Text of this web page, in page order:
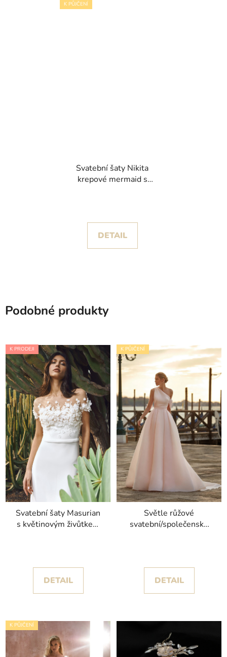
K PŮJČENÍ
Svatební šaty Nikita
krepové mermaid s
DETAIL
Podobné produkty
K PRODEJI
Svatební šaty Masurian
s květinovým živůtkem
DETAIL
K PŮJČENÍ
Světle růžové
svatební/společenské
DETAIL
K PŮJČENÍ